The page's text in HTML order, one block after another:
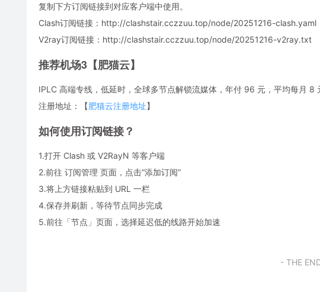
复制下方订阅链接到对应客户端中使用。
Clash订阅链接：http://clashstair.cczzuu.top/node/20251216-clash.yaml
V2ray订阅链接：http://clashstair.cczzuu.top/node/20251216-v2ray.txt
推荐机场3【肥猫云】
IPLC 高端专线，低延时，全球多节点解锁流媒体，年付 96 元，平均每月 8
注册地址：【肥猫云注册地址】
如何使用订阅链接？
1.打开 Clash 或 V2RayN 等客户端
2.前往 订阅管理 页面，点击“添加订阅”
3.将上方链接粘贴到 URL 一栏
4.保存并刷新，等待节点同步完成
5.前往「节点」页面，选择延迟低的线路开始加速
- THE